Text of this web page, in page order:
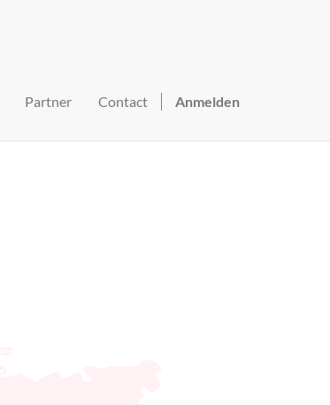
Partner Contact Anmelden